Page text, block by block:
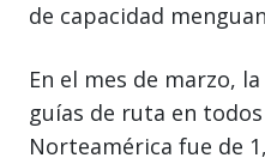
de capacidad
En el mes de marzo,
guías de ruta en
Norteamérica fue de